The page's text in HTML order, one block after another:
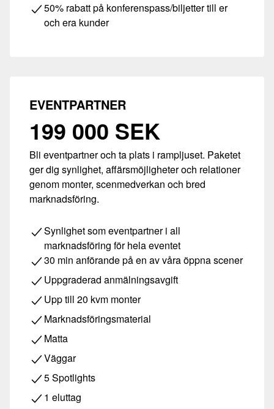
50% rabatt på konferenspass/biljetter till er
och era kunder
EVENTPARTNER
199 000 SEK
Bli eventpartner och ta plats i rampljuset. Paketet
ger dig synlighet, affärsmöjligheter och relationer
genom monter, scenmedverkan och bred
marknadsföring.
Synlighet som eventpartner i all
marknadsföring för hela eventet
30 min anförande på en av våra öppna scener
Uppgraderad anmälningsavgift
Upp till 20 kvm monter
Marknadsföringsmaterial
Matta
Väggar
5 Spotlights
1 eluttag